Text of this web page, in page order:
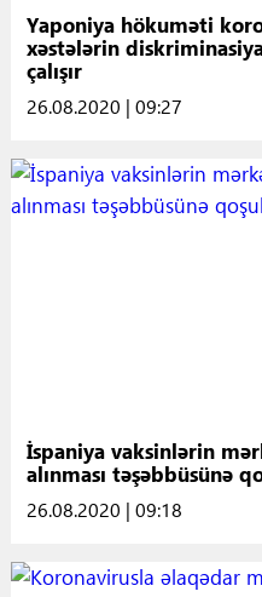
Yaponiya hökuməti
xəstələrin
çalışır
26.08.2020 | 09:27
İspaniya vaksinlərin
alınması təşəbbüsünə
26.08.2020 | 09:18